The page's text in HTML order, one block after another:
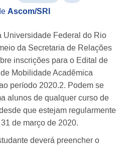
Ascom/SRI
Universidade Federal do Rio
da Secretaria de Relações
inscrições para o Edital de
Mobilidade Acadêmica
período 2020.2. Podem se
alunos de qualquer curso de
que estejam regularmente
de março de 2020.
deverá preencher o